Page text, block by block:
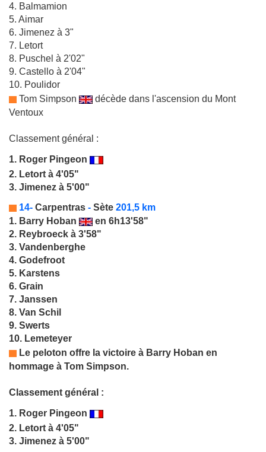
4. Balmamion
5. Aimar
6. Jimenez à 3"
7. Letort
8. Puschel à 2'02"
9. Castello à 2'04"
10. Poulidor
Tom Simpson
décède dans l'ascension du Mont
Ventoux
Classement général :
1. Roger Pingeon
2. Letort à 4'05"
3. Jimenez à 5'00"
14- Carpentras - Sète 201,5 km
1. Barry Hoban
en 6h13'58"
2. Reybroeck à 3'58"
3. Vandenberghe
4. Godefroot
5. Karstens
6. Grain
7. Janssen
8. Van Schil
9. Swerts
10. Lemeteyer
Le peloton offre la victoire à Barry Hoban en
hommage à Tom Simpson.
Classement général :
1. Roger Pingeon
2. Letort à 4'05"
3. Jimenez à 5'00"